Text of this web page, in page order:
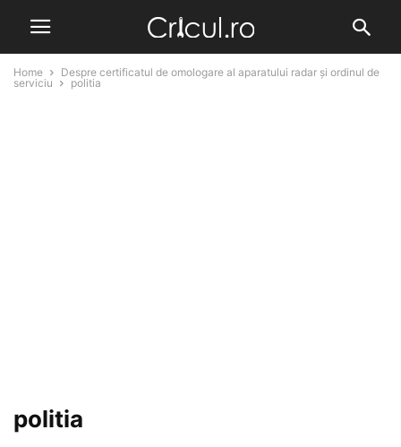
Home
Despre certificatul de omologare al aparatului radar și ordinul de
serviciu
politia
politia